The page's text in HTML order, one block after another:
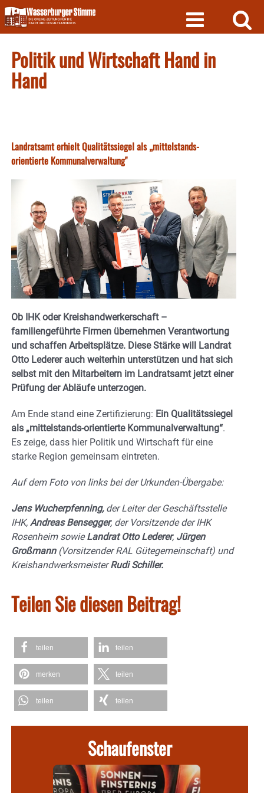
Skip
to
content
Politik und Wirtschaft Hand in
Hand
Landratsamt erhielt Qualitätssiegel als „mittelstands-
orientierte Kommunalverwaltung"
Ob IHK oder Kreishandwerkerschaft –
familiengeführte Firmen übernehmen Verantwortung
und schaffen Arbeitsplätze. Diese Stärke will Landrat
Otto Lederer auch weiterhin unterstützen und hat sich
selbst mit den Mitarbeitern im Landratsamt jetzt einer
Prüfung der Abläufe unterzogen.
Am Ende stand eine Zertifizierung: Ein Qualitätssiegel
als „mittelstands-orientierte Kommunalverwaltung“.
Es zeige, dass hier Politik und Wirtschaft für eine
starke Region gemeinsam eintreten.
Auf dem Foto von links bei der Urkunden-Übergabe:
Jens Wucherpfenning,der Leiter der Geschäftsstelle
IHK, Andreas Bensegger, der Vorsitzende der IHK
Rosenheim sowieLandrat Otto Lederer, Jürgen
Großmann(Vorsitzender RAL Gütegemeinschaft) und
KreishandwerksmeisterRudi Schiller.
Teilen Sie diesen Beitrag!
teilen teilen
merken teilen
teilen teilen
Schaufenster